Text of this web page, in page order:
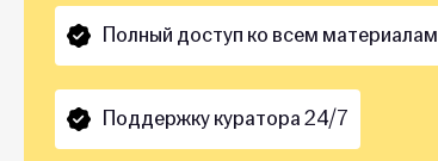
Полный доступ ко всем материалам
Поддержку куратора 24/7